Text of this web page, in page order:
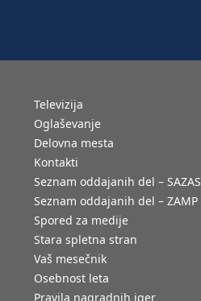
Televizija
Oglaševanje
Delovna mesta
Kontakti
Seznam oddajanih del – SAZAS
Seznam oddajanih del – ZAMP
Spored za medije
Stara spletna stran
Vaš mesečnik
Osebnost leta
Pravila nagradnih iger